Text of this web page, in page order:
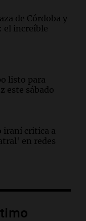
de Córdoba y
el increíble
listo para
este sábado
iraní critica a
en redes
de una